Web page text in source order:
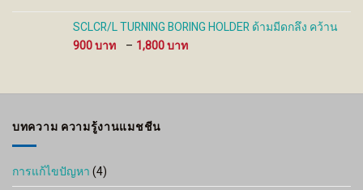
340 ฿
through
SCLCR/L TURNING BORING HOLDER ด้ามมีดกลึง คว้าน
900
– 1,800
through
บทความ ความรู้งานแมชชีน
การแก้ไขปัญหา(4)